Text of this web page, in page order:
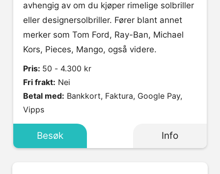
avhengig av om du kjøper rimelige solbriller
eller designersolbriller. Fører blant annet
merker som Tom Ford, Ray-Ban, Michael
Kors, Pieces, Mango, også videre.
Pris: 50 - 4.300 kr
Fri frakt: Nei
Betal med:
Vipps
Besøk Info